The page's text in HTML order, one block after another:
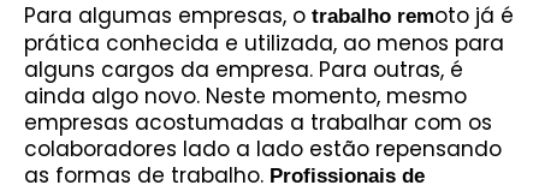
Para algumas empresas, o trabalho remoto já é
prática conhecida e utilizada, ao menos para
alguns cargos da empresa. Para outras, é
ainda algo novo. Neste momento, mesmo
empresas acostumadas a trabalhar com os
colaboradores lado a lado estão repensando
as formas de trabalho. Profissionais de